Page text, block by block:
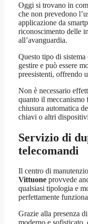
Oggi si trovano in
che non prevedono
applicazione da
riconoscimento delle
all’avanguardia.
Questo tipo di
gestire e può essere
preesistenti, offrendo
Non è necessario
quanto il meccanismo
chiusura automatica
chiavi o altri
Servizio di
telecomandi
Il centro di
Vittuone provvede
qualsiasi tipologia e
perfettamente
Grazie alla presenza